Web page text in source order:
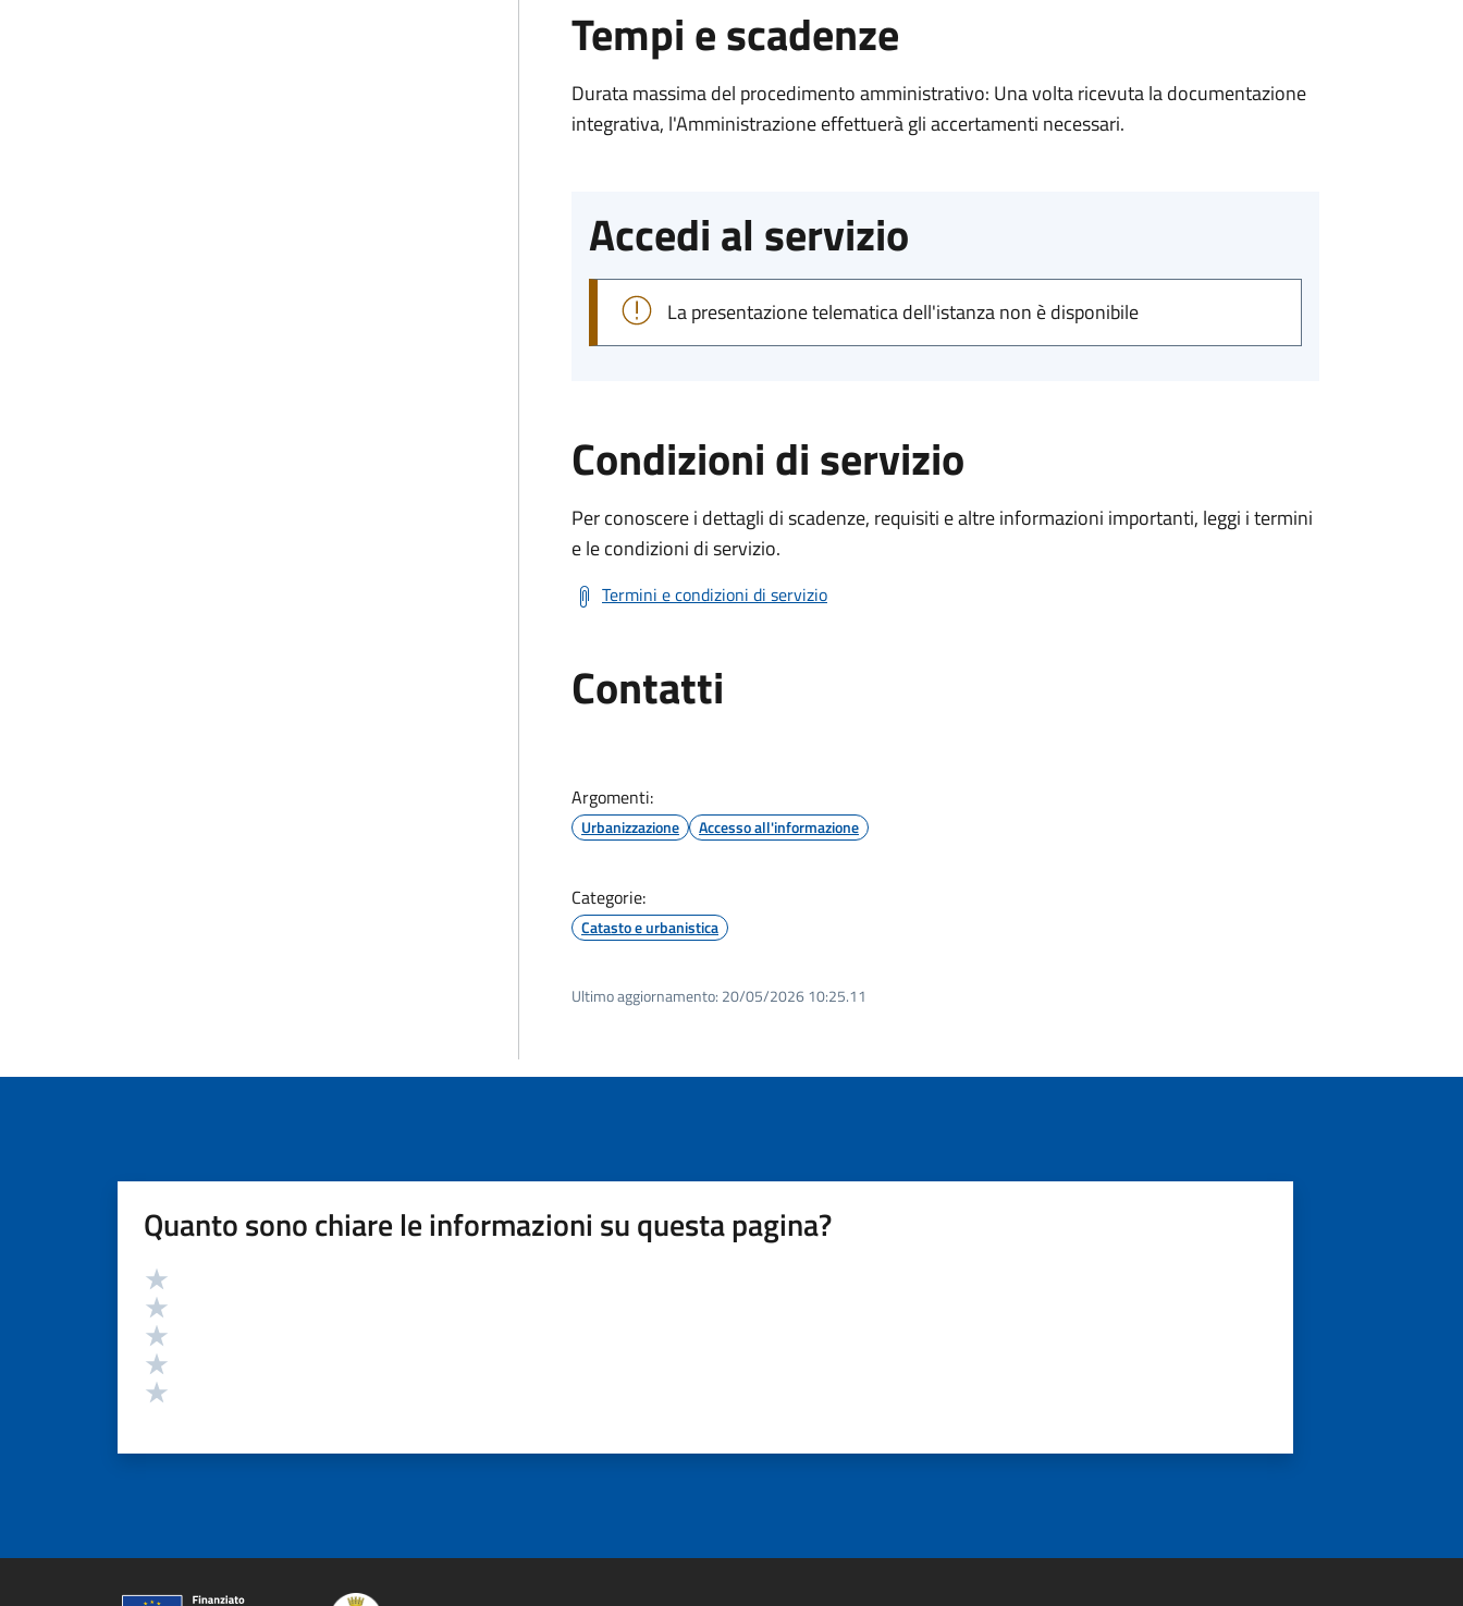
Tempi e scadenze
Durata massima del procedimento amministrativo: Una volta ricevuta la documentazione
integrativa, l'Amministrazione effettuerà gli accertamenti necessari.
Accedi al servizio
La presentazione telematica dell'istanza non è disponibile
Condizioni di servizio
Per conoscere i dettagli di scadenze, requisiti e altre informazioni importanti, leggi i termini
e le condizioni di servizio.
Termini e condizioni di servizio
Contatti
Argomenti:
Urbanizzazione Accesso all'informazione
Categorie:
Catasto e urbanistica
Ultimo aggiornamento: 20/05/2026 10:25.11
Quanto sono chiare le informazioni su questa pagina?
Valutazione